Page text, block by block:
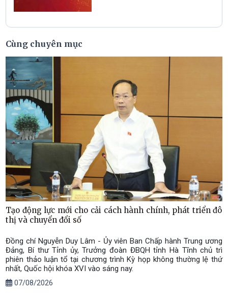
Cùng chuyên mục
Tạo động lực mới cho cải cách hành chính, phát triển đô
thị và chuyển đổi số
Đồng chí Nguyễn Duy Lâm - Ủy viên Ban Chấp hành Trung ương
Đảng, Bí thư Tỉnh ủy, Trưởng đoàn ĐBQH tỉnh Hà Tĩnh chủ trì
phiên thảo luận tổ tại chương trình Kỳ họp không thường lệ thứ
nhất, Quốc hội khóa XVI vào sáng nay.
07/08/2026